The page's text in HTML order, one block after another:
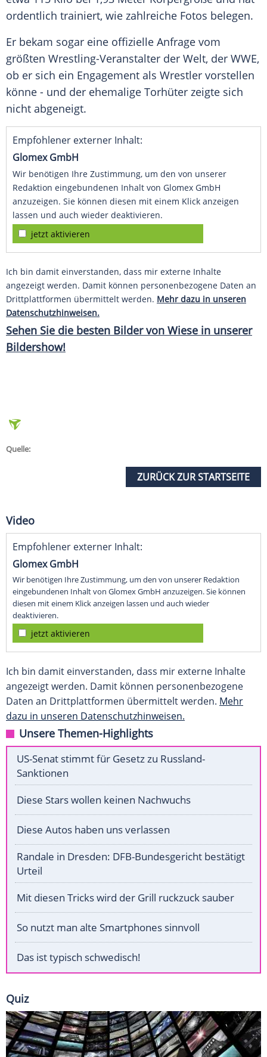
ordentlich trainiert, wie zahlreiche Fotos belegen.
Er bekam sogar eine offizielle Anfrage vom
größten Wrestling-Veranstalter der Welt, der WWE,
ob er sich ein Engagement als Wrestler vorstellen
könne - und der ehemalige Torhüter zeigte sich
nicht abgeneigt.
Empfohlener externer Inhalt:
Glomex GmbH
Wir benötigen Ihre Zustimmung, um den von unserer
Redaktion eingebundenen Inhalt von Glomex GmbH
anzuzeigen. Sie können diesen mit einem Klick anzeigen
lassen und auch wieder deaktivieren.
jetzt aktivieren
Ich bin damit einverstanden, dass mir externe Inhalte
angezeigt werden. Damit können personenbezogene Daten an
Drittplattformen übermittelt werden. Mehr dazu in unseren
Datenschutzhinweisen.
Sehen Sie die besten Bilder von Wiese in unserer
Bildershow!
Quelle:
ZURÜCK ZUR STARTSEITE
Video
Empfohlener externer Inhalt:
Glomex GmbH
Wir benötigen Ihre Zustimmung, um den von unserer Redaktion
eingebundenen Inhalt von Glomex GmbH anzuzeigen. Sie können
diesen mit einem Klick anzeigen lassen und auch wieder
deaktivieren.
jetzt aktivieren
Ich bin damit einverstanden, dass mir externe Inhalte
angezeigt werden. Damit können personenbezogene
Daten an Drittplattformen übermittelt werden. Mehr
dazu in unseren Datenschutzhinweisen.
Unsere Themen-Highlights
US-Senat stimmt für Gesetz zu Russland-
Sanktionen
Diese Stars wollen keinen Nachwuchs
Diese Autos haben uns verlassen
Randale in Dresden: DFB-Bundesgericht bestätigt
Urteil
Mit diesen Tricks wird der Grill ruckzuck sauber
So nutzt man alte Smartphones sinnvoll
Das ist typisch schwedisch!
Quiz